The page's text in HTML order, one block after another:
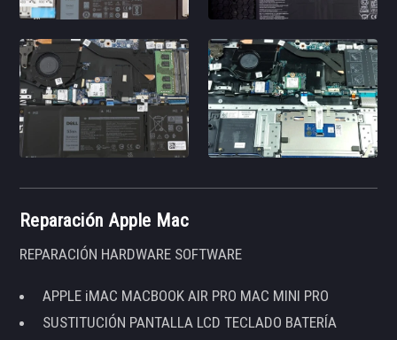
Reparación Apple Mac
REPARACIÓN HARDWARE SOFTWARE
APPLE iMAC MACBOOK AIR PRO MAC MINI PRO
SUSTITUCIÓN PANTALLA LCD TECLADO BATERÍA